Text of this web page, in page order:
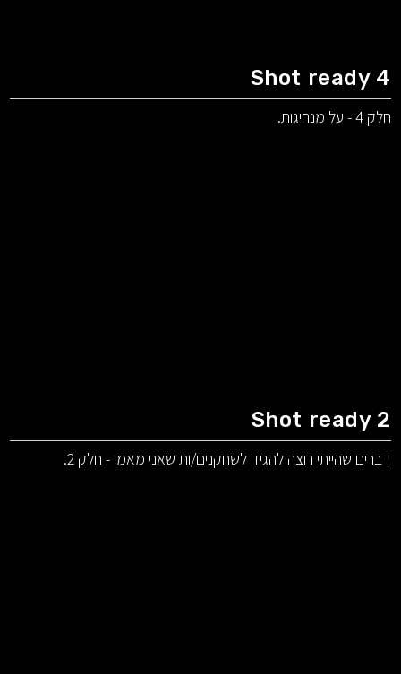
Shot ready 4
חלק 4 - על מנהיגות.
Shot ready 2
דברים שהייתי רוצה להגיד לשחקנים/ות שאני מאמן - חלק 2.